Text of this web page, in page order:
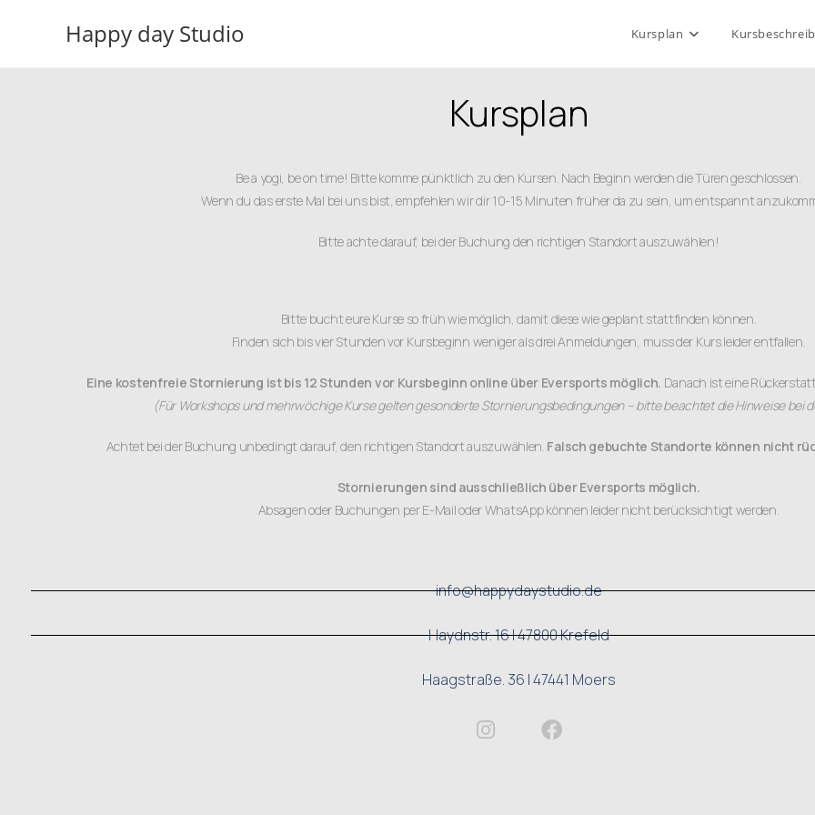
Happy day Studio Kursplan
Kursplan
Be a yogi, be on time! Bitte komme pünktlich zu den Kursen. Nach Beginn werden die Türen geschlossen.
Wenn du das erste Mal bei uns bist, empfehlen wir dir 10-15 Minuten früher da zu sein, um entspannt
Bitte achte darauf, bei der Buchung den richtigen Standort auszuwählen!
Bitte bucht eure Kurse so früh wie möglich, damit diese wie geplant stattfinden können.
Finden sich bis vier Stunden vor Kursbeginn weniger als drei Anmeldungen, muss der Kurs leider entfallen.
Eine kostenfreie Stornierung ist bis 12 Stunden vor Kursbeginn online über Eversports möglich. Danach ist eine
(Für Workshops und mehrwöchige Kurse gelten gesonderte Stornierungsbedingungen – bitte beachtet die Hinweise bei
Achtet bei der Buchung unbedingt darauf, den richtigen Standort auszuwählen. Falsch gebuchte Standorte können nicht
Stornierungen sind ausschließlich über Eversports möglich.
Absagen oder Buchungen per E-Mail oder WhatsApp können leider nicht berücksichtigt werden.
info@happydaystudio.de
Haydnstr. 16 | 47800 Krefeld
Haagstraße. 36 | 47441 Moers